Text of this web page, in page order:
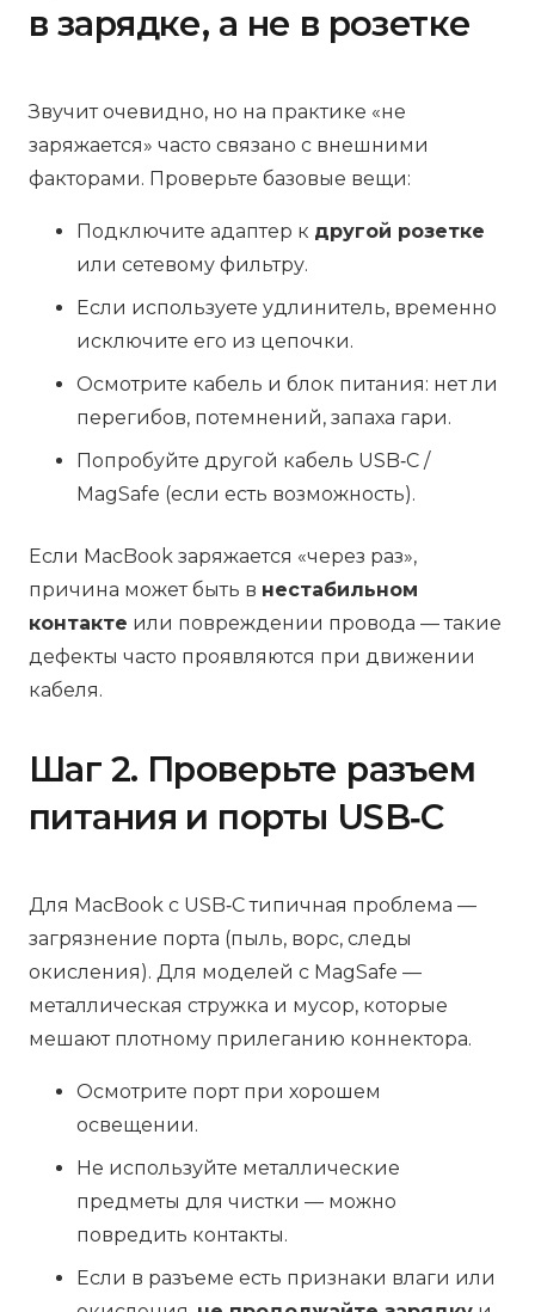
в зарядке, а не в розетке
Звучит очевидно, но на практике «не
заряжается» часто связано с внешними
факторами. Проверьте базовые вещи:
Подключите адаптер к другой розетке
или сетевому фильтру.
Если используете удлинитель, временно
исключите его из цепочки.
Осмотрите кабель и блок питания: нет ли
перегибов, потемнений, запаха гари.
Попробуйте другой кабель USB‑C /
MagSafe (если есть возможность).
Если MacBook заряжается «через раз»,
причина может быть в нестабильном
контакте или повреждении провода — такие
дефекты часто проявляются при движении
кабеля.
Шаг 2. Проверьте разъем
питания и порты USB‑C
Для MacBook с USB‑C типичная проблема —
загрязнение порта (пыль, ворс, следы
окисления). Для моделей с MagSafe —
металлическая стружка и мусор, которые
мешают плотному прилеганию коннектора.
Осмотрите порт при хорошем
освещении.
Не используйте металлические
предметы для чистки — можно
повредить контакты.
Если в разъеме есть признаки влаги или